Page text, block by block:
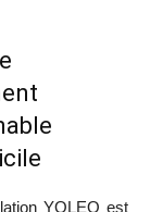
YOLEO est